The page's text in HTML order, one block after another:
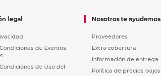
legal
de Eventos
de Uso del
Nosotros te ayudamos
Proveedores
Extra cobertura
Información de entrega
Política de precios bajos